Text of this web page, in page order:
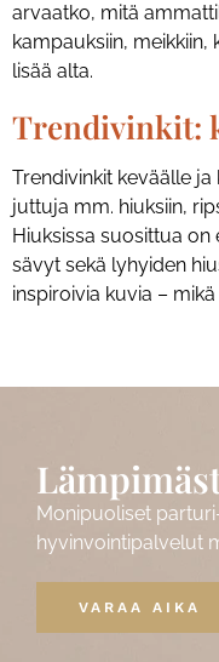
arvaatko, mitä
kampauksiin, meikkiin,
lisää alta.
Trendivinkit:
Trendivinkit keväälle
juttuja mm. hiuksiin,
Hiuksissa suosittua on
sävyt sekä lyhyiden
inspiroivia kuvia –
Monipuoliset
hyvinvointipalvelut
VARAA AIKA